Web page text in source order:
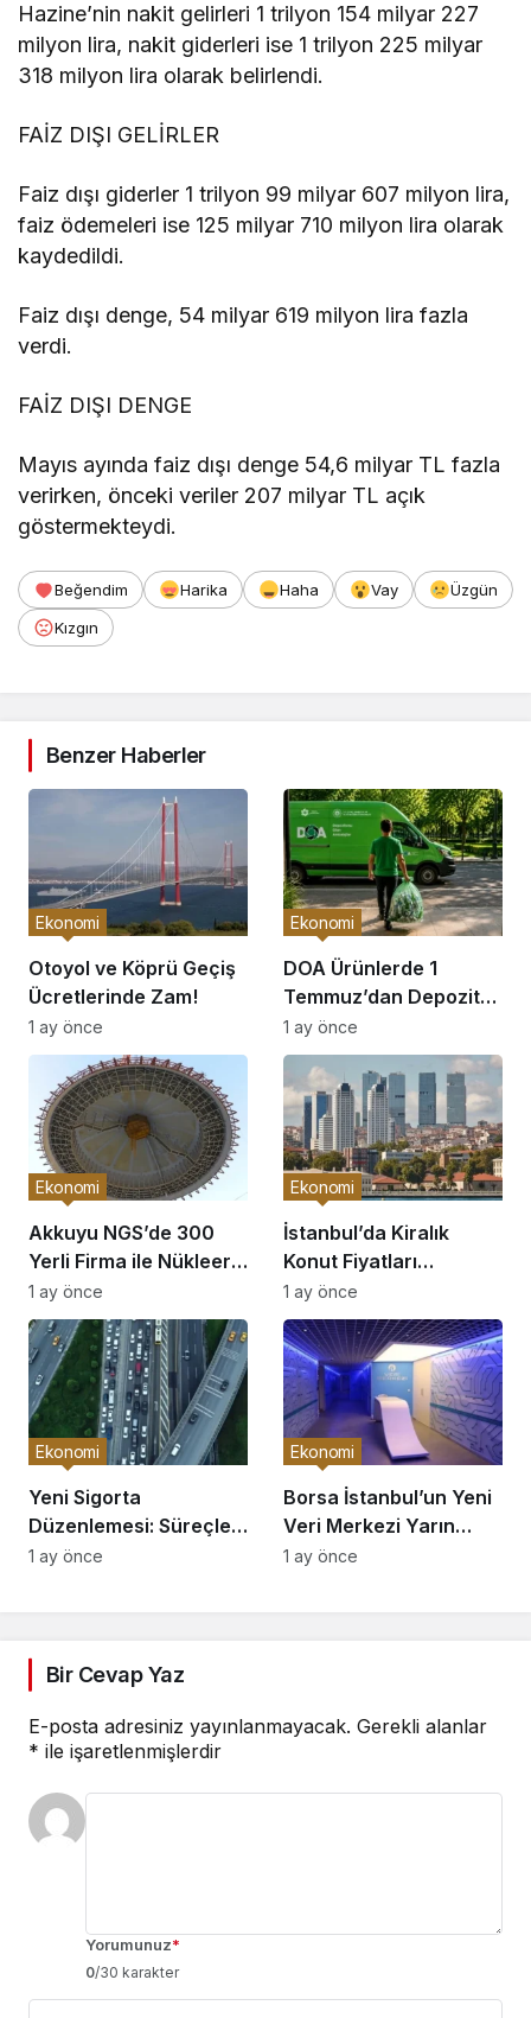
Hazine’nin nakit gelirleri 1 trilyon 154 milyar 227
milyon lira, nakit giderleri ise 1 trilyon 225 milyar
318 milyon lira olarak belirlendi.
FAİZ DIŞI GELİRLER
Faiz dışı giderler 1 trilyon 99 milyar 607 milyon lira,
faiz ödemeleri ise 125 milyar 710 milyon lira olarak
kaydedildi.
Faiz dışı denge, 54 milyar 619 milyon lira fazla
verdi.
FAİZ DIŞI DENGE
Mayıs ayında faiz dışı denge 54,6 milyar TL fazla
verirken, önceki veriler 207 milyar TL açık
göstermekteydi.
Beğendim Harika Haha Vay
Üzgün
Kızgın
Benzer Haberler
Otoyol ve Köprü Geçiş
Ücretlerinde Zam!
Ekonomi
1 ay önce
DOA Ürünlerde 1
Temmuz’dan Depozito
İadesi Başlıyor!
Ekonomi
1 ay önce
Akkuyu NGS’de 300
Yerli Firma ile Nükleer
Atılım!
Ekonomi
1 ay önce
İstanbul’da Kiralık
Konut Fiyatları
Yükseliyor!
Ekonomi
1 ay önce
Yeni Sigorta
Düzenlemesi: Süreçler
Hızlanıyor!
Ekonomi
1 ay önce
Borsa İstanbul’un Yeni
Veri Merkezi Yarın
Açılıyor!
Ekonomi
1 ay önce
Bir Cevap Yaz
E-posta adresiniz yayınlanmayacak. Gerekli alanlar
* ile işaretlenmişlerdir
Yorumunuz*
0/30 karakter